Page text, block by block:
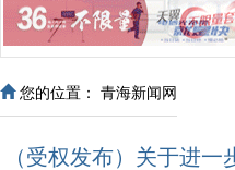
您的位置： 青海新闻网
（受权发布）关于进